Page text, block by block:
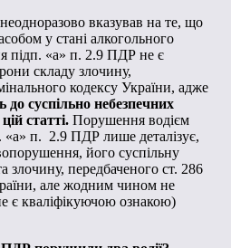
вказував на те, що
у стані алкогольного
підп. «а» п. 2.9 ПДР не є
складу злочину,
кодексу України, адже
до суспільно небезпечних
статті. Порушення водієм
«а» п. 2.9 ПДР лише деталізує,
його суспільну
злочину, передбаченого ст. 286
але жодним чином не
є кваліфікуючою ознакою)